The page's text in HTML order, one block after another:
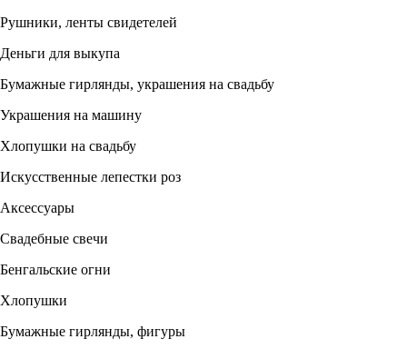
Рушники, ленты свидетелей
Деньги для выкупа
Бумажные гирлянды, украшения на свадьбу
Украшения на машину
Хлопушки на свадьбу
Искусственные лепестки роз
Аксессуары
Свадебные свечи
Бенгальские огни
Хлопушки
Бумажные гирлянды, фигуры